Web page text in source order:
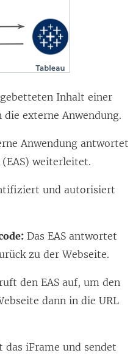
Inhalt einer
externe Anwendung.
Anwendung antwortet
weiterleitet.
und autorisiert
Das EAS antwortet
zu der Webseite.
den EAS auf, um den
dann in die URL
das iFrame und sendet